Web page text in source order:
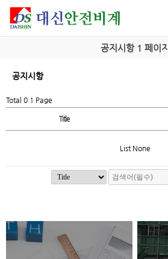
공지시항 1 페이지
공지시항
Total 0 1 Page
Title
List None